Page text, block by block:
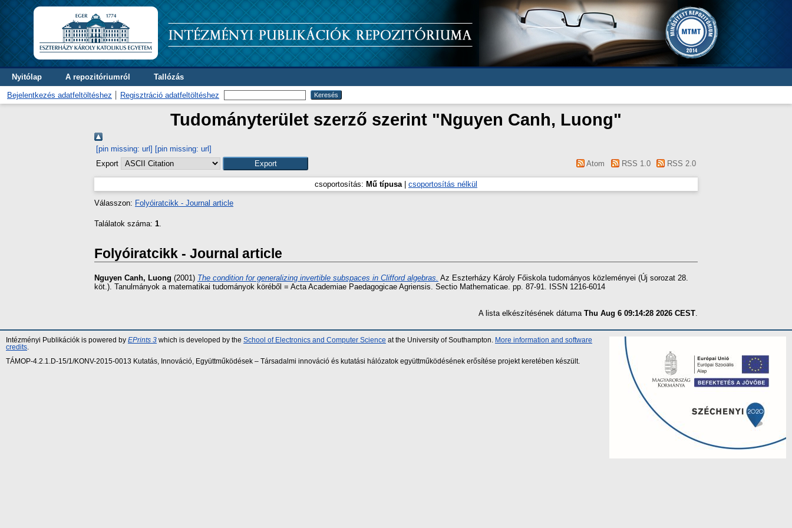
Nyitólap A repozitóriumról Tallózás
Bejelentkezés adatfeltöltéshez Regisztráció adatfeltöltéshez
Tudományterület szerző szerint "Nguyen Canh, Luong"
[pin missing: url] [pin missing: url]
Export
Atom RSS 1.0 RSS 2.0
csoportosítás: Mű típusa| csoportosítás nélkül
Válasszon: Folyóiratcikk - Journal article
Találatok száma: 1.
Folyóiratcikk - Journal article
Nguyen Canh, Luong (2001) The condition for generalizing invertible subspaces in Clifford algebras. Az Eszterházy Károly Főiskola tudományos közleményei (Új sorozat 28.
köt.). Tanulmányok a matematikai tudományok köréből = Acta Academiae Paedagogicae Agriensis. Sectio Mathematicae. pp. 87-91. ISSN 1216-6014
A lista elkészítésének dátuma Thu Aug 6 09:14:28 2026 CEST.
Intézményi Publikációk is powered by EPrints 3 which is developed by the School of Electronics and Computer Science at the University of Southampton.
More information and software
credits
TÁMOP-4.2.1.D-15/1/KONV-2015-0013 Kutatás, Innováció, Együttműködések – Társadalmi innováció és kutatási hálózatok együttműködésének erősítése projekt keretében készült.